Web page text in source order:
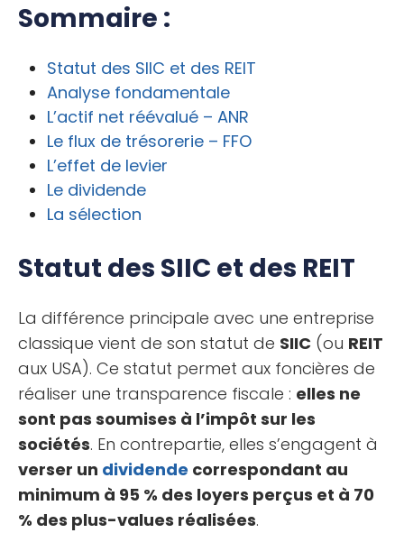
Sommaire :
Statut des SIIC et des REIT
Analyse fondamentale
L’actif net réévalué – ANR
Le flux de trésorerie – FFO
L’effet de levier
Le dividende
La sélection
Statut des SIIC et des REIT
La différence principale avec une entreprise
classique vient de son statut de SIIC (ou REIT
aux USA). Ce statut permet aux foncières de
réaliser une transparence fiscale : elles ne
sont pas soumises à l’impôt sur les
sociétés. En contrepartie, elles s’engagent à
verser un dividende correspondant au
minimum à 95 % des loyers perçus et à 70
% des plus-values réalisées.